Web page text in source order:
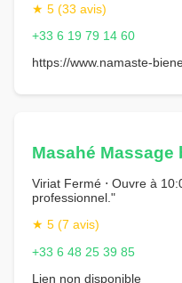
★ 5 (33 avis)
+33 6 19 79 14 60
https://www.namaste-
Masahé Massage
Viriat Fermé ⋅ Ouvre à
professionnel."
★ 5 (7 avis)
+33 6 48 25 39 85
Lien non disponible